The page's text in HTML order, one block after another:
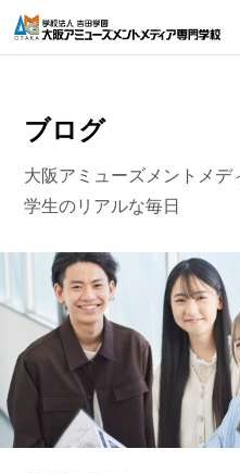
ブログ
大阪アミューズメントメデ
学生のリアルな毎日